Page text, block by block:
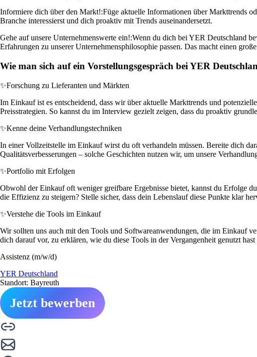
Informiere dich über den Markt!:Füge aktuelle Informationen über Markttrends
Branche interessierst und dich proaktiv mit Trends auseinandersetzt.
Gehe auf unsere Unternehmenswerte ein!:Wenn du dich bei YER Deutschland
Erfahrungen zu unserer Unternehmensphilosophie passen. Das macht einen
Wie man sich auf ein Vorstellungsgespräch bei YER
✨Forschung zu Lieferanten und Märkten
Im Einkauf ist es entscheidend, dass wir über aktuelle Markttrends und
Preisstrategien. So kannst du im Interview gezielt zeigen, dass du proaktiv
✨Kenne deine Verhandlungstechniken
In einer Vollzeitstelle im Einkauf wirst du oft verhandeln müssen. Bereite dich
Qualitätsverbesserungen – solche Geschichten nutzen wir, um unsere
✨Portfolio mit Erfolgen
Obwohl der Einkauf oft weniger greifbare Ergebnisse bietet, kannst du Erfolge
die Effizienz zu steigern? Stelle sicher, dass dein Lebenslauf diese Punkte klar
✨Verstehe die Tools im Einkauf
Wir sollten uns auch mit den Tools und Softwareanwendungen, die im Einkauf
dich darauf vor, zu erklären, wie du diese Tools in der Vergangenheit genutzt
Assistenz (m/w/d)
YER Deutschland
Standort: Bayreuth
Jetzt bewerben